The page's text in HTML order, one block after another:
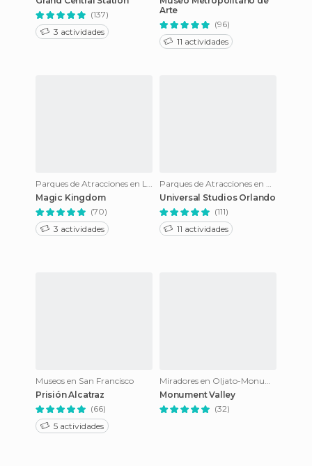
(137)
3 actividades
Arte
(96)
11 actividades
Parques de Atracciones en Lake Buena Vista
Magic Kingdom
(70)
3 actividades
Parques de Atracciones en Orlando
Universal Studios Orlando
(111)
11 actividades
Museos en San Francisco
Prisión Alcatraz
(66)
5 actividades
Miradores en Oljato-Monument Valley
Monument Valley
(32)